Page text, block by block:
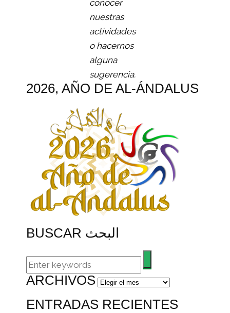
conocer
nuestras
actividades
o hacernos
alguna
sugerencia.
2026, AÑO DE AL-ÁNDALUS
BUSCAR البحث
ARCHIVOS Archivos
ENTRADAS RECIENTES